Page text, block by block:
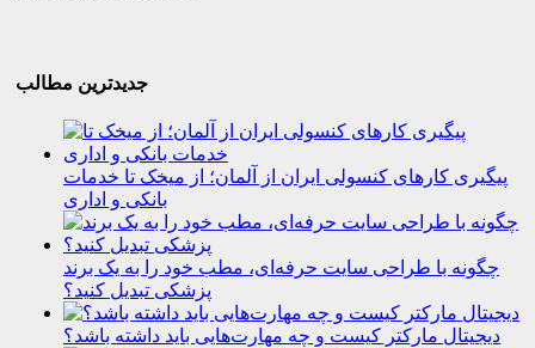
جدیدترین مطالب
پیگیری کارهای کنسولی ایران از آلمان؛ از میخک تا خدمات
بانکی و اداری
چگونه با طراحی سایت حرفه‌ای، مطب خود را به یک برند
پزشکی تبدیل کنید؟
دیجیتال مارکتر کیست و چه مهارت‌هایی باید داشته باشد؟